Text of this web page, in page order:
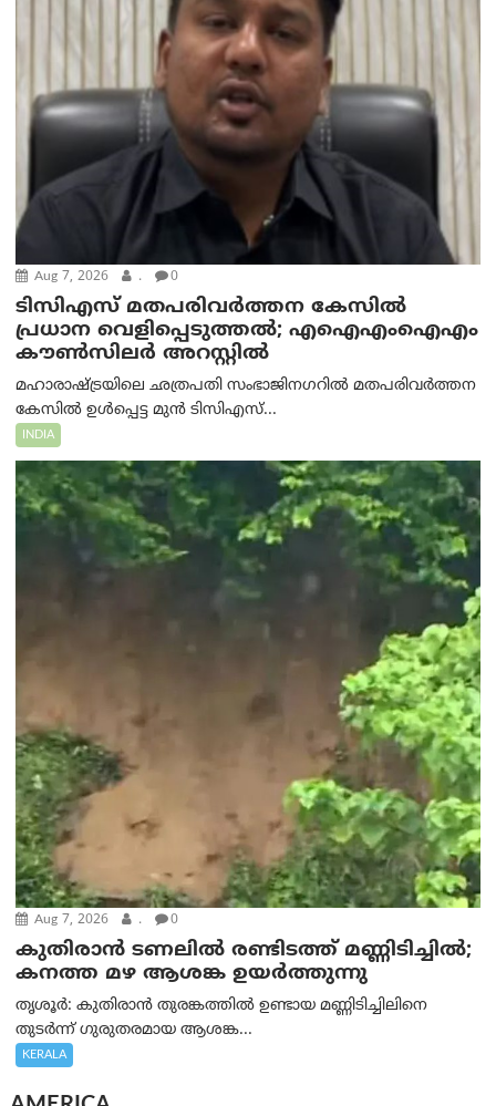
Aug 7, 2026 . 0
ടിസിഎസ് മതപരിവർത്തന കേസിൽ
പ്രധാന വെളിപ്പെടുത്തൽ; എഐഎംഐഎം
കൗൺസിലർ അറസ്റ്റിൽ
മഹാരാഷ്ട്രയിലെ ഛത്രപതി സംഭാജിനഗറിൽ മതപരിവർത്തന
കേസിൽ ഉൾപ്പെട്ട മുൻ ടിസിഎസ്...
INDIA
Aug 7, 2026 . 0
കുതിരാൻ ടണലിൽ രണ്ടിടത്ത് മണ്ണിടിച്ചിൽ;
കനത്ത മഴ ആശങ്ക ഉയർത്തുന്നു
തൃശൂർ: കുതിരാൻ തുരങ്കത്തിൽ ഉണ്ടായ മണ്ണിടിച്ചിലിനെ
തുടർന്ന് ഗുരുതരമായ ആശങ്ക...
KERALA